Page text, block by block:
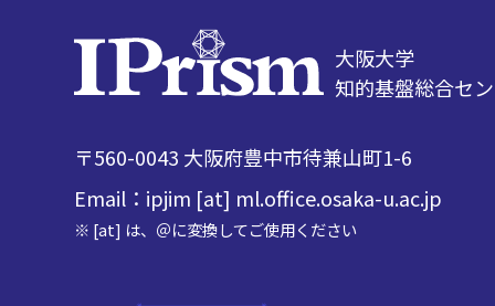
大阪大学
知的基盤総合セ
〒560-0043 大阪府豊中市待兼山町1-6
Email：ipjim [at] ml.office.osaka-u.ac.jp
※ [at] は、＠に変換してご使用ください